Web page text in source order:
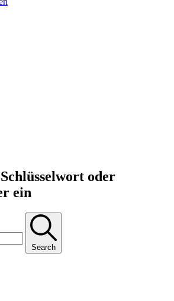
oder
ein
Search